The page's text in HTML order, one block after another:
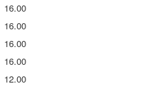
16.00
16.00
16.00
16.00
12.00